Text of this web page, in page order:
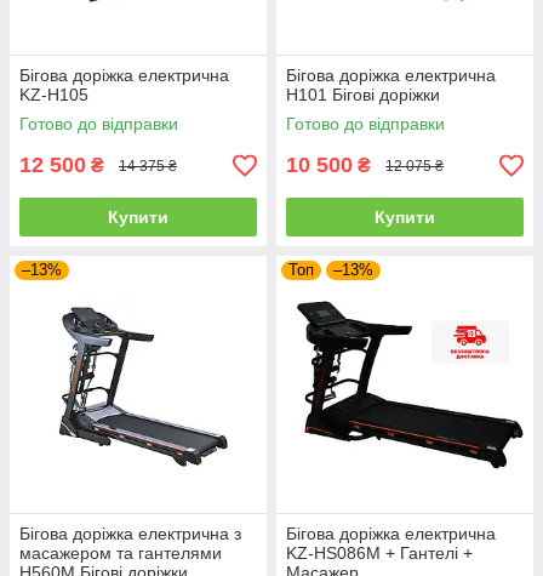
Бігова доріжка електрична
KZ-H105
Готово до відправки
12 500 ₴ 14 375 ₴
Купити
Бігова доріжка електрична
H101 Бігові доріжки
Готово до відправки
10 500 ₴ 12 075 ₴
Купити
–13%
Бігова доріжка електрична з
масажером та гантелями
Топ –13%
Бігова доріжка електрична
KZ-HS086M + Гантелі +